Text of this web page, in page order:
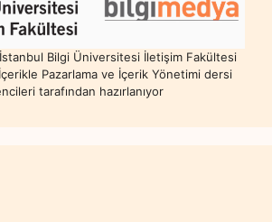
Bilgi Üniversitesi İletişim Fakültesi
Pazarlama ve İçerik Yönetimi dersi
tarafından hazırlanıyor